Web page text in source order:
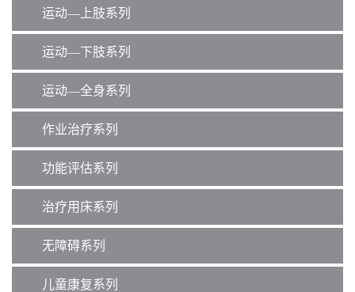
运动—上肢系列
运动—下肢系列
运动—全身系列
作业治疗系列
功能评估系列
治疗用床系列
无障碍系列
儿童康复系列